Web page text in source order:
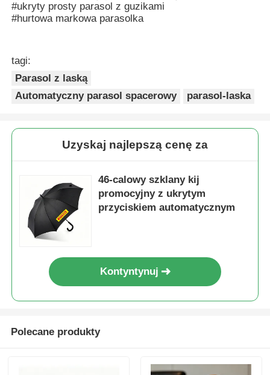
#ukryty prosty parasol z guzikami
#hurtowa markowa parasolka
tagi:
Parasol z laską
Automatyczny parasol spacerowy
parasol-laska
Uzyskaj najlepszą cenę za
46-calowy szklany kij
promocyjny z ukrytym
przyciskiem automatycznym
Kontyntynuj
Polecane produkty